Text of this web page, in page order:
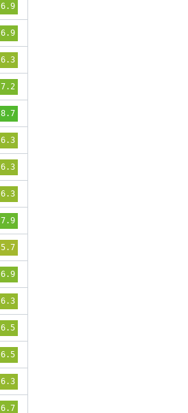
6.9
6.9
6.3
7.2
8.7
6.3
6.3
6.3
7.9
5.7
6.9
6.3
6.5
6.5
6.3
6.7